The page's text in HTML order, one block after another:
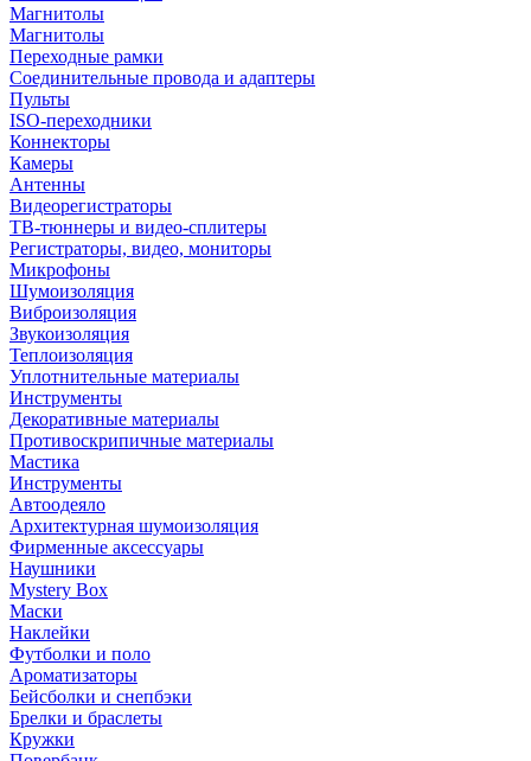
Магнитолы
Магнитолы
Переходные рамки
Соединительные провода и адаптеры
Пульты
ISO-переходники
Коннекторы
Камеры
Антенны
Видеорегистраторы
ТВ-тюннеры и видео-сплитеры
Регистраторы, видео, мониторы
Микрофоны
Шумоизоляция
Виброизоляция
Звукоизоляция
Теплоизоляция
Уплотнительные материалы
Инструменты
Декоративные материалы
Противоскрипичные материалы
Мастика
Инструменты
Автоодеяло
Архитектурная шумоизоляция
Фирменные аксессуары
Наушники
Mystery Box
Маски
Наклейки
Футболки и поло
Ароматизаторы
Бейсболки и снепбэки
Брелки и браслеты
Кружки